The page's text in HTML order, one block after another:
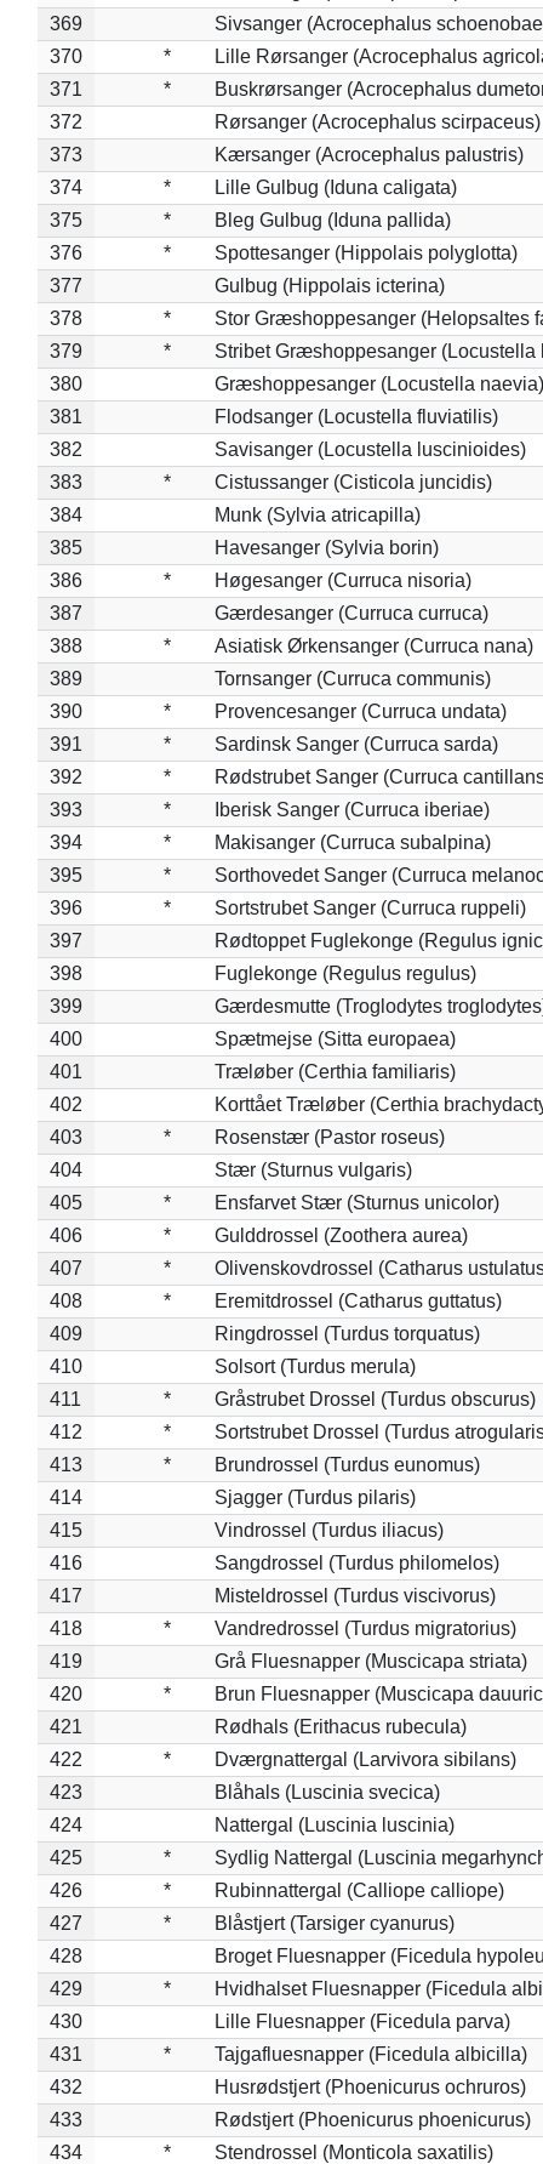
369
Sivsanger (Acrocephalus
370
*
Lille Rørsanger (Acrocephalus
371
*
Buskrørsanger (Acrocephalus
372
Rørsanger (Acrocephalus scirpaceus)
373
Kærsanger (Acrocephalus palustris)
374
*
Lille Gulbug (Iduna caligata)
375
*
Bleg Gulbug (Iduna pallida)
376
*
Spottesanger (Hippolais polyglotta)
377
Gulbug (Hippolais icterina)
378
*
Stor Græshoppesanger (Helopsaltes
379
*
Stribet Græshoppesanger (Locustella
380
Græshoppesanger (Locustella naevia)
381
Flodsanger (Locustella fluviatilis)
382
Savisanger (Locustella luscinioides)
383
*
Cistussanger (Cisticola juncidis)
384
Munk (Sylvia atricapilla)
385
Havesanger (Sylvia borin)
386
*
Høgesanger (Curruca nisoria)
387
Gærdesanger (Curruca curruca)
388
*
Asiatisk Ørkensanger (Curruca nana)
389
Tornsanger (Curruca communis)
390
*
Provencesanger (Curruca undata)
391
*
Sardinsk Sanger (Curruca sarda)
392
*
Rødstrubet Sanger (Curruca
393
*
Iberisk Sanger (Curruca iberiae)
394
*
Makisanger (Curruca subalpina)
395
*
Sorthovedet Sanger (Curruca
396
*
Sortstrubet Sanger (Curruca ruppeli)
397
Rødtoppet Fuglekonge (Regulus
398
Fuglekonge (Regulus regulus)
399
Gærdesmutte (Troglodytes
400
Spætmejse (Sitta europaea)
401
Træløber (Certhia familiaris)
402
Korttået Træløber (Certhia
403
*
Rosenstær (Pastor roseus)
404
Stær (Sturnus vulgaris)
405
*
Ensfarvet Stær (Sturnus unicolor)
406
*
Gulddrossel (Zoothera aurea)
407
*
Olivenskovdrossel (Catharus
408
*
Eremitdrossel (Catharus guttatus)
409
Ringdrossel (Turdus torquatus)
410
Solsort (Turdus merula)
411
*
Gråstrubet Drossel (Turdus obscurus)
412
*
Sortstrubet Drossel (Turdus
413
*
Brundrossel (Turdus eunomus)
414
Sjagger (Turdus pilaris)
415
Vindrossel (Turdus iliacus)
416
Sangdrossel (Turdus philomelos)
417
Misteldrossel (Turdus viscivorus)
418
*
Vandredrossel (Turdus migratorius)
419
Grå Fluesnapper (Muscicapa striata)
420
*
Brun Fluesnapper (Muscicapa
421
Rødhals (Erithacus rubecula)
422
*
Dværgnattergal (Larvivora sibilans)
423
Blåhals (Luscinia svecica)
424
Nattergal (Luscinia luscinia)
425
*
Sydlig Nattergal (Luscinia
426
*
Rubinnattergal (Calliope calliope)
427
*
Blåstjert (Tarsiger cyanurus)
428
Broget Fluesnapper (Ficedula
429
*
Hvidhalset Fluesnapper (Ficedula
430
Lille Fluesnapper (Ficedula parva)
431
*
Tajgafluesnapper (Ficedula albicilla)
432
Husrødstjert (Phoenicurus ochruros)
433
Rødstjert (Phoenicurus phoenicurus)
434
*
Stendrossel (Monticola saxatilis)